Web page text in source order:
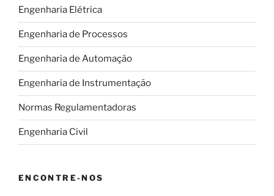
Engenharia Elétrica
Engenharia de Processos
Engenharia de Automação
Engenharia de Instrumentação
Normas Regulamentadoras
Engenharia Civil
ENCONTRE-NOS